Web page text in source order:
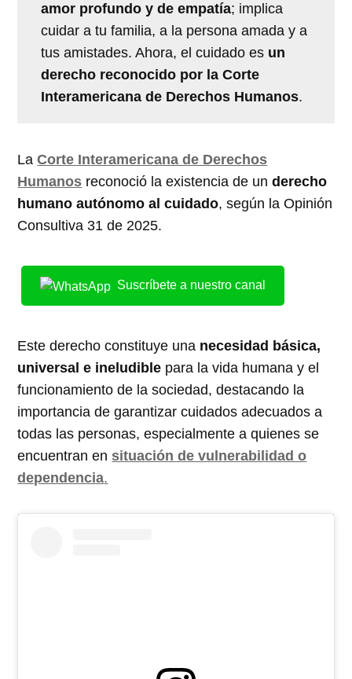
amor profundo y de empatía; implica
cuidar a tu familia, a la persona amada y a
tus amistades. Ahora, el cuidado es un
derecho reconocido por la Corte
Interamericana de Derechos Humanos.
LaCorte Interamericana de Derechos
Humanos reconoció la existencia de underecho
humano autónomo al cuidado, según la Opinión
Consultiva 31 de 2025.
Suscríbete a nuestro canal
Este derecho constituye una necesidad básica,
universal e ineludible para la vida humana y el
funcionamiento de la sociedad, destacando la
importancia de garantizar cuidados adecuados a
todas las personas, especialmente a quienes se
encuentran en situación de vulnerabilidad o
dependencia.